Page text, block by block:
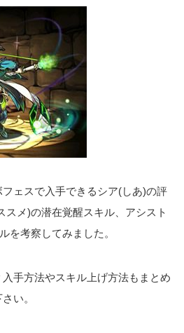
ェスで入手できるシア(しあ)の評
スメ)の潜在覚醒スキル、アシスト
を考察してみました。
手方法やスキル上げ方法もまとめ
い。